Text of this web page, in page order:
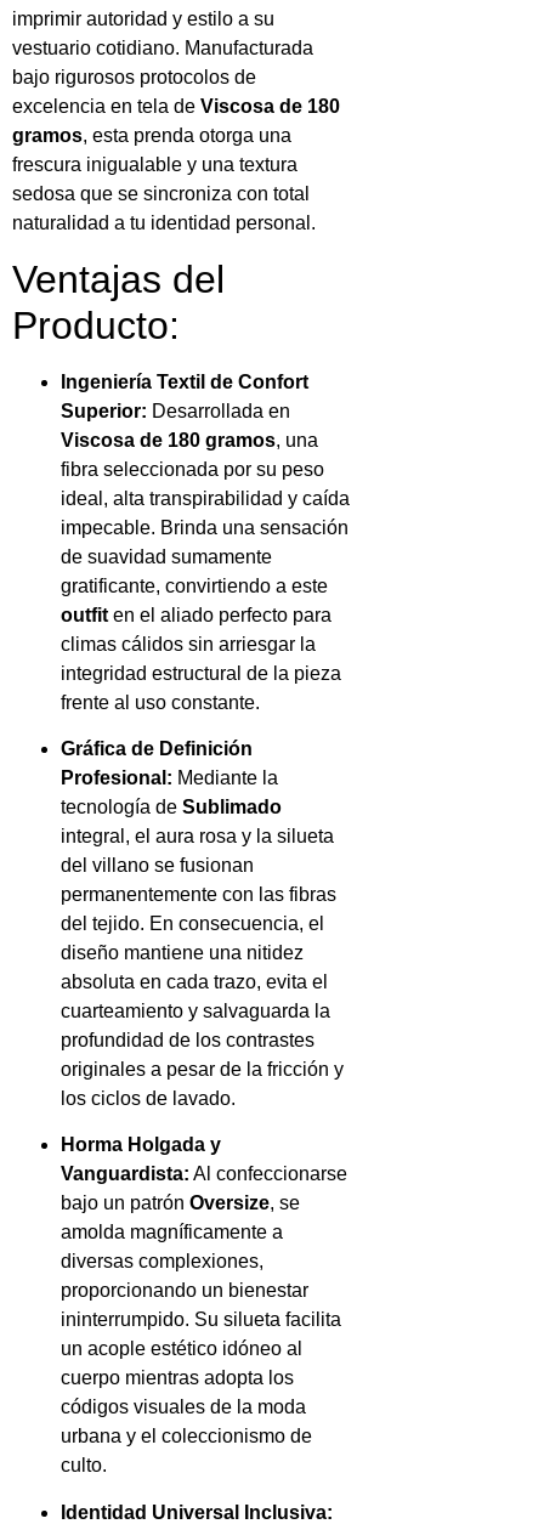
imprimir autoridad y estilo a su
vestuario cotidiano. Manufacturada
bajo rigurosos protocolos de
excelencia en tela de Viscosa de 180
gramos, esta prenda otorga una
frescura inigualable y una textura
sedosa que se sincroniza con total
naturalidad a tu identidad personal.
Ventajas del
Producto:
Ingeniería Textil de Confort
Superior: Desarrollada en
Viscosa de 180 gramos, una
fibra seleccionada por su peso
ideal, alta transpirabilidad y caída
impecable. Brinda una sensación
de suavidad sumamente
gratificante, convirtiendo a este
outfit en el aliado perfecto para
climas cálidos sin arriesgar la
integridad estructural de la pieza
frente al uso constante.
Gráfica de Definición
Profesional: Mediante la
tecnología de Sublimado
integral, el aura rosa y la silueta
del villano se fusionan
permanentemente con las fibras
del tejido. En consecuencia, el
diseño mantiene una nitidez
absoluta en cada trazo, evita el
cuarteamiento y salvaguarda la
profundidad de los contrastes
originales a pesar de la fricción y
los ciclos de lavado.
Horma Holgada y
Vanguardista: Al confeccionarse
bajo un patrón Oversize, se
amolda magníficamente a
diversas complexiones,
proporcionando un bienestar
ininterrumpido. Su silueta facilita
un acople estético idóneo al
cuerpo mientras adopta los
códigos visuales de la moda
urbana y el coleccionismo de
culto.
Identidad Universal Inclusiva: